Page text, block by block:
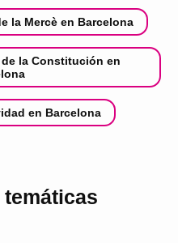
la Mercè en Barcelona
la Constitución en
en Barcelona